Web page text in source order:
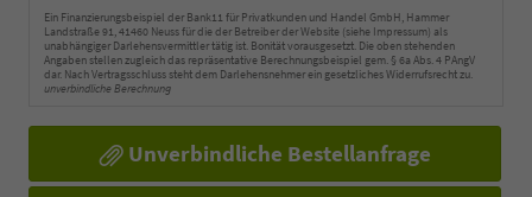
Ein Finanzierungsbeispiel der Bank11 für Privatkunden und Handel GmbH, Hammer
Landstraße 91, 41460 Neuss für die der Betreiber der Website (siehe Impressum) als
unabhängiger Darlehensvermittler tätig ist. Bonität vorausgesetzt. Die oben stehenden
Angaben stellen zugleich das repräsentative Berechnungsbeispiel gem. § 6a Abs. 4 PAngV
dar. Nach Vertragsschluss steht dem Darlehensnehmer ein gesetzliches Widerrufsrecht zu.
unverbindliche Berechnung
Unverbindliche Bestellanfrage